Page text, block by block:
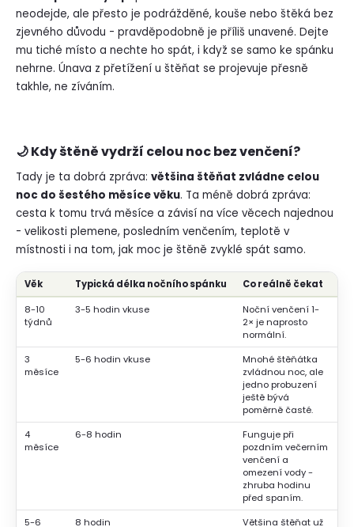
neodejde, ale přesto je podrážděné, kouše nebo štěká bez
zjevného důvodu - pravděpodobně je příliš unavené. Dejte
mu tiché místo a nechte ho spát, i když se samo ke spánku
nehrne. Únava z přetížení u štěňat se projevuje přesně
takhle, ne zíváním.
🌙 Kdy štěně vydrží celou noc bez venčení?
Tady je ta dobrá zpráva: většina štěňat zvládne celou
noc do šestého měsíce věku. Ta méně dobrá zpráva:
cesta k tomu trvá měsíce a závisí na více věcech najednou
- velikosti plemene, posledním venčením, teplotě v
místnosti i na tom, jak moc je štěně zvyklé spát samo.
Věk Typická délka nočního spánku
Co reálně čekat
8-10
týdnů
3-5 hodin vkuse
Noční venčení 1-
2× je naprosto
normální.
3
měsíce
5-6 hodin vkuse
Mnohé štěňátka
zvládnou noc, ale
jedno probuzení
ještě bývá
poměrně časté.
4
měsíce
6-8 hodin
Funguje při
pozdním večerním
venčení a
omezení vody -
zhruba hodinu
před spaním.
5-6
8 hodin
Většina štěňat už